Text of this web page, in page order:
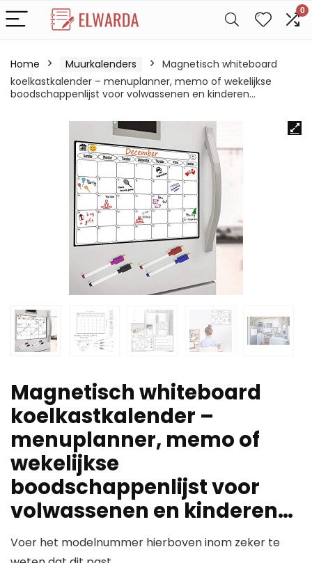
0
Home Muurkalenders
Magnetisch whiteboard
koelkastkalender – menuplanner, memo of wekelijkse
boodschappenlijst voor volwassenen en kinderen…
Magnetisch whiteboard
koelkastkalender –
menuplanner, memo of
wekelijkse
boodschappenlijst voor
volwassenen en kinderen…
Voer het modelnummer hierboven inom zeker te